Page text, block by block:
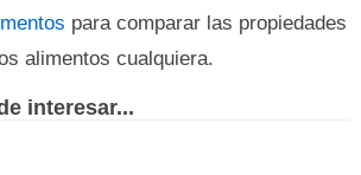
para comparar las propiedades
alimentos cualquiera.
interesar...